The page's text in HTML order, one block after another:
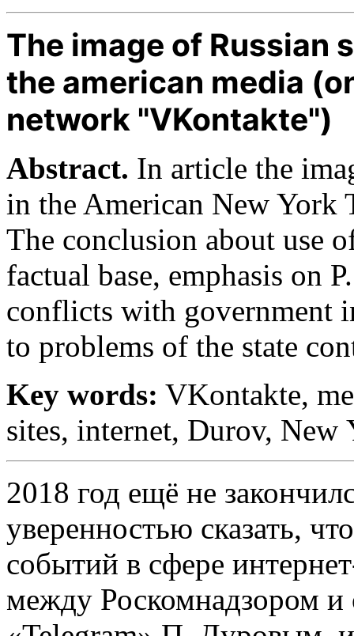
The image of Russian
the american media
network "VKontakte")
Abstract. In article the
in the American New York
The conclusion about use
factual base, emphasis on
conflicts with government
to problems of the state
Key words: VKontakte,
sites, internet, Durov, New
2018 год ещё не
уверенностью сказать,
событий в сфере
между Роскомнадзором и